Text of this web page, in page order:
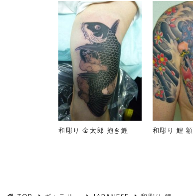
和彫り 金太郎 抱き鯉 和彫り 鯉 額